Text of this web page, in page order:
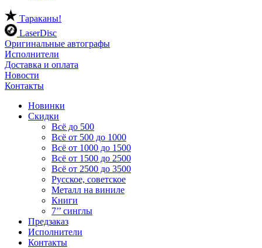
Тараканы!
LaserDisc
Оригинальные автографы
Исполнители
Доставка и оплата
Новости
Контакты
Новинки
Скидки
Всё до 500
Всё от 500 до 1000
Всё от 1000 до 1500
Всё от 1500 до 2500
Всё от 2500 до 3500
Русское, советское
Металл на виниле
Книги
7’’ синглы
Предзаказ
Исполнители
Контакты